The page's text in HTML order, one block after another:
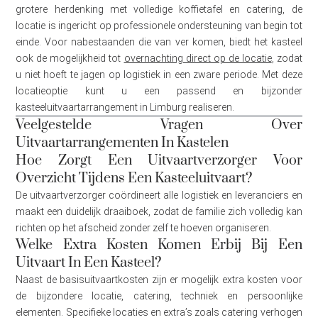
grotere herdenking met volledige koffietafel en catering, de
locatie is ingericht op professionele ondersteuning van begin tot
einde. Voor nabestaanden die van ver komen, biedt het kasteel
ook de mogelijkheid tot overnachting direct op de locatie, zodat
u niet hoeft te jagen op logistiek in een zware periode. Met deze
locatieoptie kunt u een passend en bijzonder
kasteeluitvaartarrangement in Limburg realiseren.
Veelgestelde Vragen Over
Uitvaartarrangementen In Kastelen
Hoe Zorgt Een Uitvaartverzorger Voor
Overzicht Tijdens Een Kasteeluitvaart?
De uitvaartverzorger coördineert alle logistiek en leveranciers en
maakt een duidelijk draaiboek, zodat de familie zich volledig kan
richten op het afscheid zonder zelf te hoeven organiseren.
Welke Extra Kosten Komen Erbij Bij Een
Uitvaart In Een Kasteel?
Naast de basisuitvaartkosten zijn er mogelijk extra kosten voor
de bijzondere locatie, catering, techniek en persoonlijke
elementen. Specifieke locaties en extra’s zoals catering verhogen